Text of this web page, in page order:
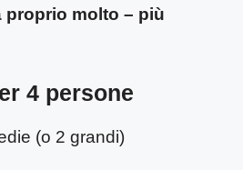
proprio molto – più
4 persone
(o 2 grandi)